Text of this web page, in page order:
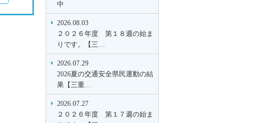
中
2026.08.03
２０２６年度 第１８週の始ま
りです。【三…
2026.07.29
2026夏の交通安全県民運動の結
果【三重…
2026.07.27
２０２６年度 第１７週の始ま